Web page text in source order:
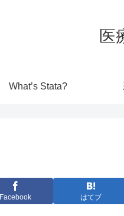
医
What’s Stata?
Facebook はてブ